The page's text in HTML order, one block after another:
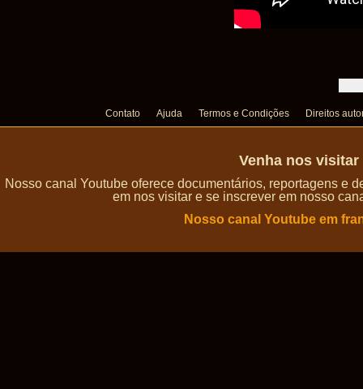
Contato Ajuda Termos e Condições Direitos
Venha nos
Nosso canal Youtube oferece documentários, reportagens e
em nos visitar e se inscrever em nosso
Nosso canal Youtube em